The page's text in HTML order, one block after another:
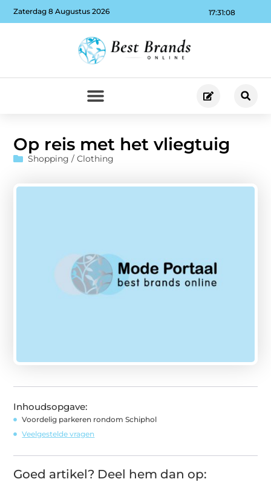
17:31:09
Zaterdag 8 Augustus 2026
Op reis met het vliegtuig
Shopping / Clothing
Inhoudsopgave:
Voordelig parkeren rondom Schiphol
Veelgestelde vragen
Goed artikel? Deel hem dan op: